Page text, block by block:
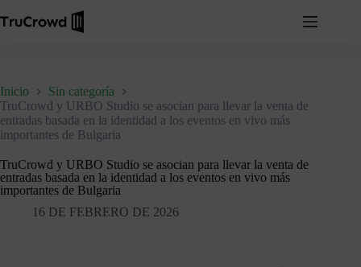
Inicio
Sin categoría
TruCrowd y URBO Studio se asocian para llevar la venta de
entradas basada en la identidad a los eventos en vivo más
importantes de Bulgaria
TruCrowd y URBO Studio se asocian para llevar la venta de
entradas basada en la identidad a los eventos en vivo más
importantes de Bulgaria
16 DE FEBRERO DE 2026